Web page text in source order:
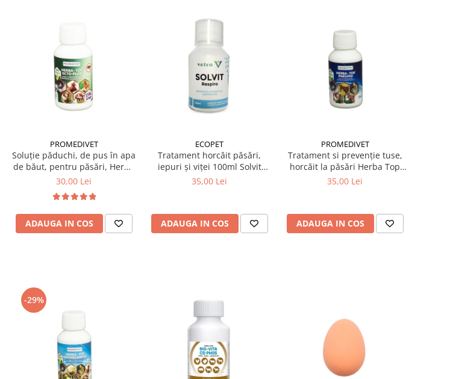
PROMEDIVET
Soluție păduchi, de pus în apa
de băut, pentru păsări, Herba
Top Ecto Plus 100 ml
30,00 Lei
ADAUGA IN COS
ECOPET
Tratament horcăit păsări,
iepuri și viței 100ml Solvit
Respiro
35,00 Lei
ADAUGA IN COS
PROMEDIVET
Tratament si prevenție tuse,
horcăit la păsări Herba Top
Pneumo 100 ml
35,00 Lei
ADAUGA IN COS
-29%